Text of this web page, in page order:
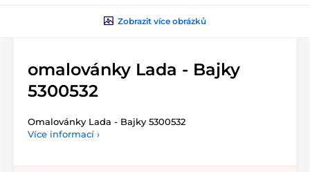
Zobrazit více obrázků
omalovánky Lada - Bajky
5300532
Omalovánky Lada - Bajky 5300532
Více informací ›